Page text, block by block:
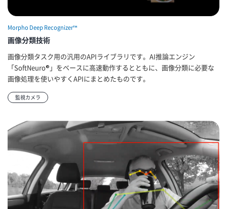
Morpho Deep Recognizer™
画像分類技術
画像分類タスク用の汎用のAPIライブラリです。AI推論エンジン
「SoftNeuro®」をベースに高速動作するとともに、画像分類に必要な
画像処理を使いやすくAPIにまとめたものです。
監視カメラ